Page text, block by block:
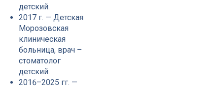
детский.
2017 г. — Детская
Морозовская
клиническая
больница, врач –
стоматолог
детский.
2016–2025 гг. —